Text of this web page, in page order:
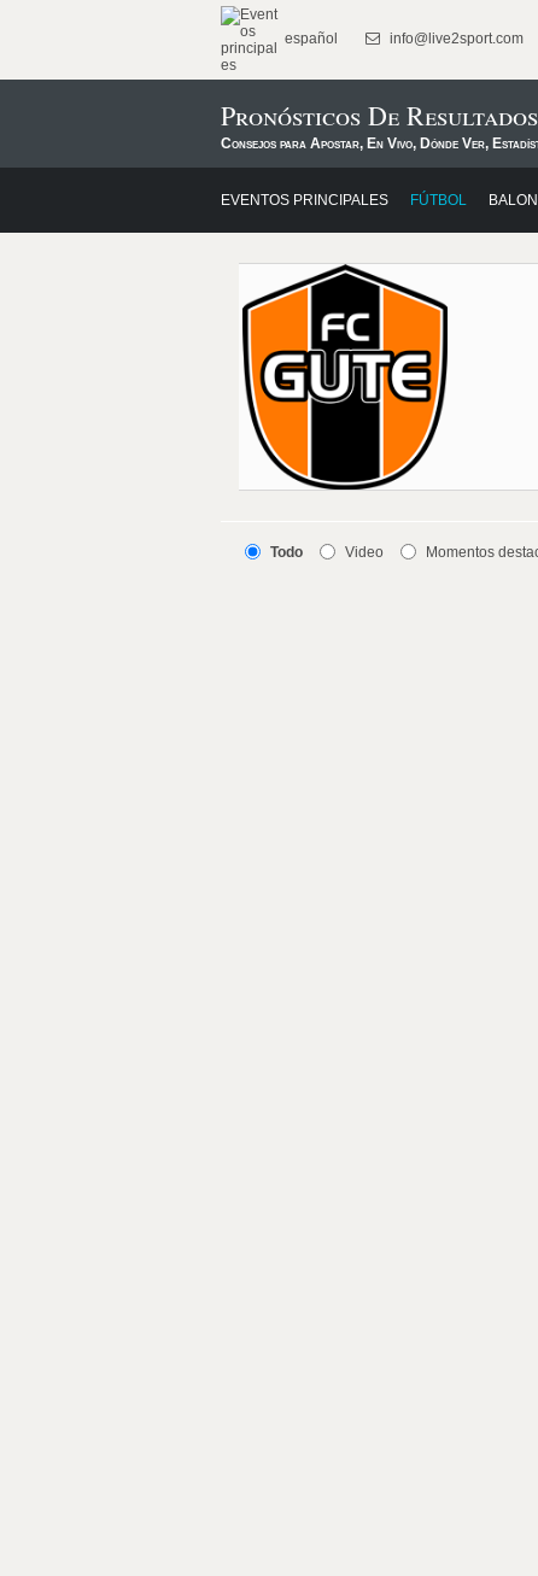
español info@live2sport.com
Pronósticos De
Consejos para Apostar, En Vivo, Dónde Ver,
EVENTOS PRINCIPALES FÚTBOL
Todo Video Momentos